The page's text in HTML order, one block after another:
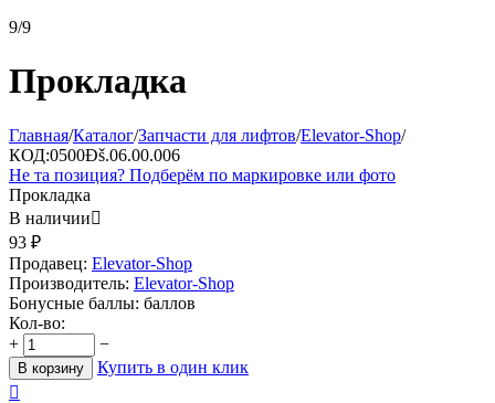
9/9
Прокладка
Главная/Каталог/Запчасти для лифтов/Elevator-Shop/
КОД:0500Ðš.06.00.006
Не та позиция? Подберём по маркировке или фото
Прокладка
В наличии
93 ₽
Продавец: Elevator-Shop
Производитель: Elevator-Shop
Бонусные баллы: баллов
Кол-во:
+
−
В корзину
Купить в один клик
